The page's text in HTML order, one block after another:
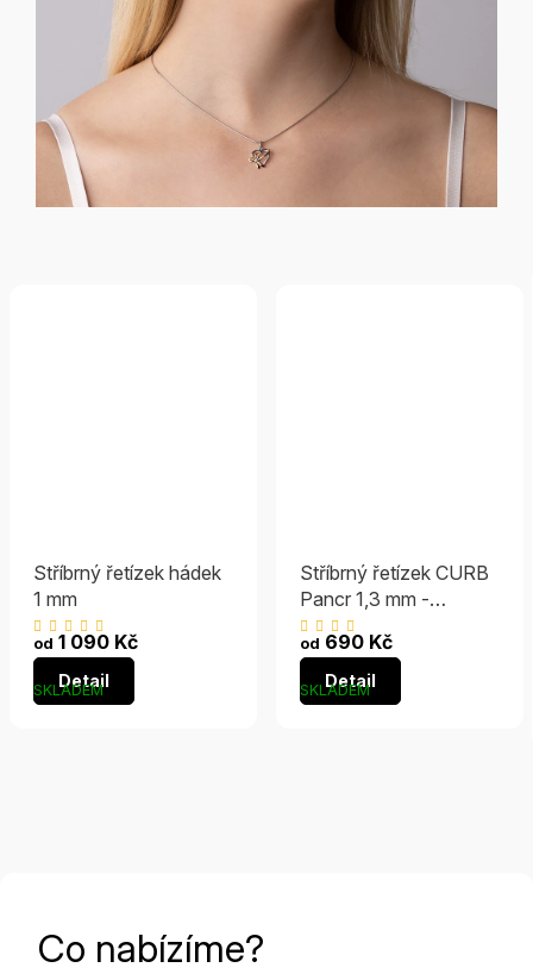
Stříbrný řetízek hádek
1 mm
Průměrné
hodnocení
je
SKLADEM
od 1 090 Kč
Detail
Stříbrný řetízek CURB
Pancr 1,3 mm -
RHODIOVANÝ
Průměrné
hodnocení
je
SKLADEM
od 690 Kč
Detail
Co nabízíme?